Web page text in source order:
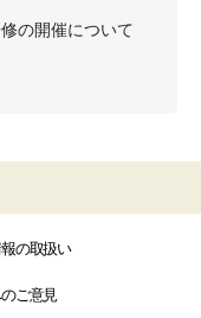
の開催について
の取扱い
ご意見